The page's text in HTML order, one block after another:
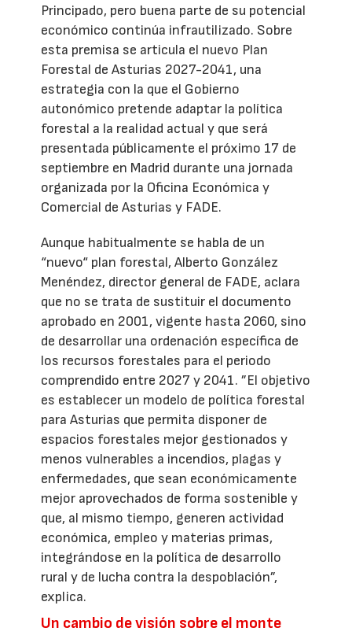
Principado, pero buena parte de su potencial
económico continúa infrautilizado. Sobre
esta premisa se articula el nuevo Plan
Forestal de Asturias 2027-2041, una
estrategia con la que el Gobierno
autonómico pretende adaptar la política
forestal a la realidad actual y que será
presentada públicamente el próximo 17 de
septiembre en Madrid durante una jornada
organizada por la Oficina Económica y
Comercial de Asturias y FADE.
Aunque habitualmente se habla de un
“nuevo“ plan forestal, Alberto González
Menéndez, director general de FADE, aclara
que no se trata de sustituir el documento
aprobado en 2001, vigente hasta 2060, sino
de desarrollar una ordenación específica de
los recursos forestales para el periodo
comprendido entre 2027 y 2041. ”El objetivo
es establecer un modelo de política forestal
para Asturias que permita disponer de
espacios forestales mejor gestionados y
menos vulnerables a incendios, plagas y
enfermedades, que sean económicamente
mejor aprovechados de forma sostenible y
que, al mismo tiempo, generen actividad
económica, empleo y materias primas,
integrándose en la política de desarrollo
rural y de lucha contra la despoblación”,
explica.
Un cambio de visión sobre el monte